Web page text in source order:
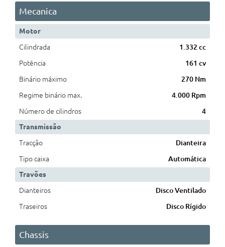
Mecanica
Motor
Cilindrada
1.332 cc
Potência
161 cv
Binário máximo
270 Nm
Regime binário max.
4.000 Rpm
Número de cilindros
4
Transmissão
Tracção
Dianteira
Tipo caixa
Automática
Travões
Dianteiros
Disco Ventilado
Traseiros
Disco Rígido
Chassis